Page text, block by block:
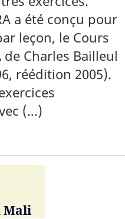
a été conçu pour
leçon, le Cours
Charles Bailleul
réédition 2005).
(…)
Mali